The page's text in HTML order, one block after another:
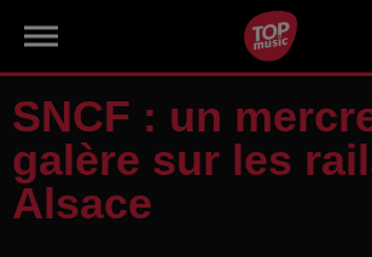
SNCF : un
galère sur les
Alsace